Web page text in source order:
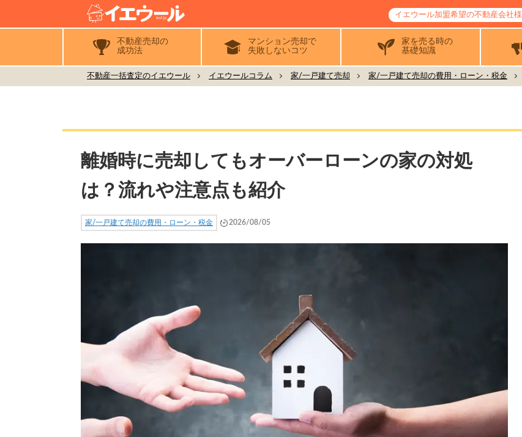
イエウール加盟希望の不動産会社様
不動産売却の
成功法
マンション売却で
失敗しないコツ
家を売る時の
基礎知識
不動産一括査定のイエウール イエウールコラム 家/一戸建て売却 家/一戸建て売却の費用・ローン・税金
離婚時に売却してもオーバーローンの家の対処
は？流れや注意点も紹介
家/一戸建て売却の費用・ローン・税金 2026/08/05